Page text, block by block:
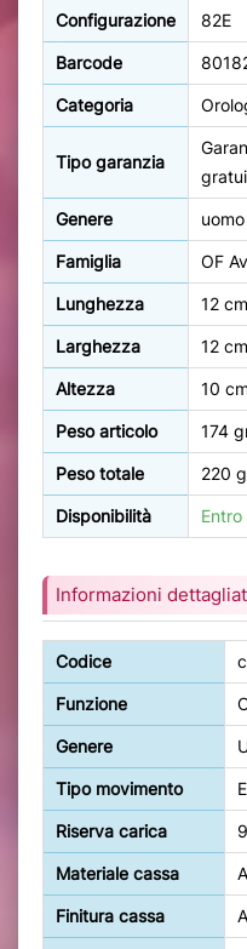
Configurazione 82E
Barcode
Categoria
Tipo garanzia
Genere uomo
Famiglia OF
Lunghezza 12 cm
Larghezza 12 cm
Altezza 10
Peso articolo 174
Peso totale 220
Disponibilità
Informazioni
Codice
Funzione
Genere
Tipo movimento
Riserva carica
Materiale cassa
Finitura cassa